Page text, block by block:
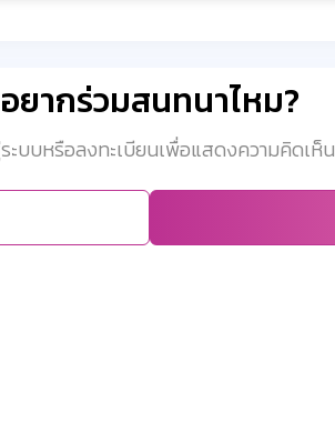
อยากร่วมสนทนาไหม?
ระบบหรือลงทะเบียนเพื่อแสดงความคิดเห็น